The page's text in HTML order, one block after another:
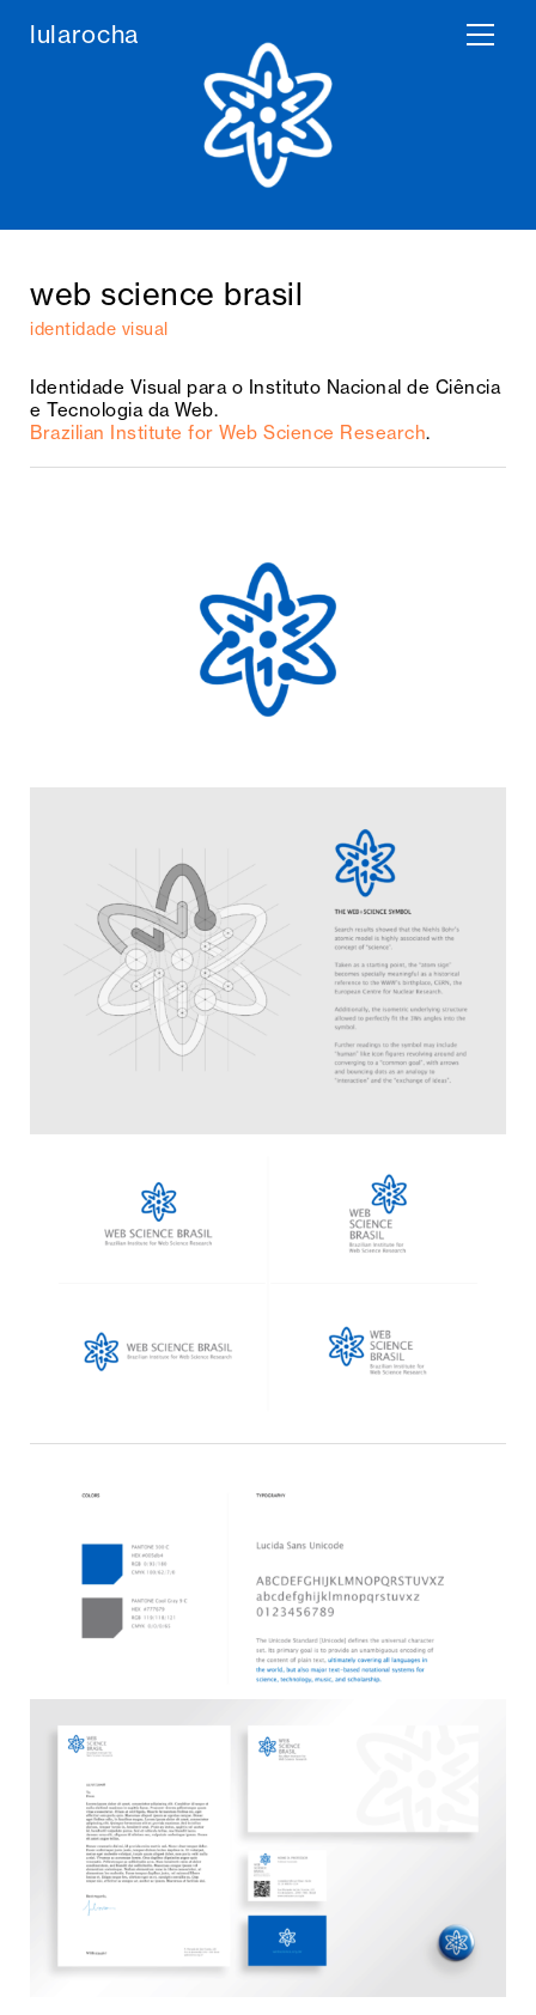
lula rocha
web science brasil
identidade visual
Identidade Visual para o Instituto Nacional de Ciência
e Tecnologia da Web.
Brazilian Institute for Web Science Research.